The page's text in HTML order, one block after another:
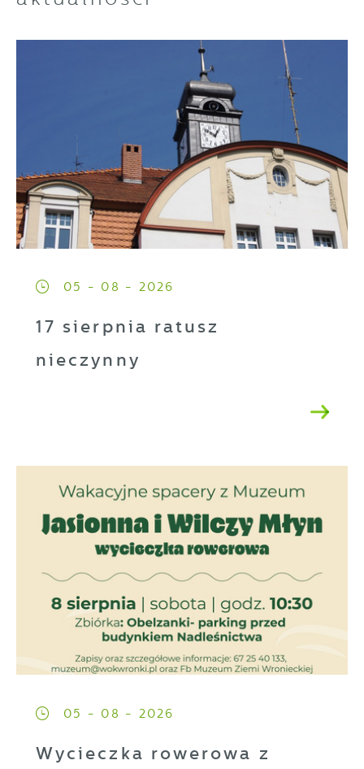
05 - 08 - 2026
17 sierpnia ratusz
nieczynny
05 - 08 - 2026
Wycieczka rowerowa z